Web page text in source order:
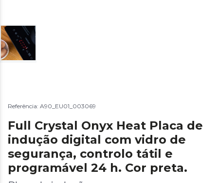
Referência: A90_EU01_003069
Full Crystal Onyx Heat Placa de
indução digital com vidro de
segurança, controlo tátil e
programável 24 h. Cor preta.